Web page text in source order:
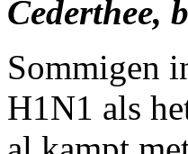
Cederthee,
Sommigen
H1N1 als